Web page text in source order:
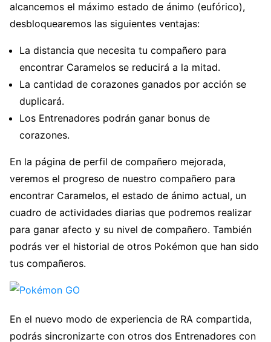
alcancemos el máximo estado de ánimo (eufórico),
desbloquearemos las siguientes ventajas:
La distancia que necesita tu compañero para
encontrar Caramelos se reducirá a la mitad.
La cantidad de corazones ganados por acción se
duplicará.
Los Entrenadores podrán ganar bonus de
corazones.
En la página de perfil de compañero mejorada,
veremos el progreso de nuestro compañero para
encontrar Caramelos, el estado de ánimo actual, un
cuadro de actividades diarias que podremos realizar
para ganar afecto y su nivel de compañero. También
podrás ver el historial de otros Pokémon que han sido
tus compañeros.
En el nuevo modo de experiencia de RA compartida,
podrás sincronizarte con otros dos Entrenadores con